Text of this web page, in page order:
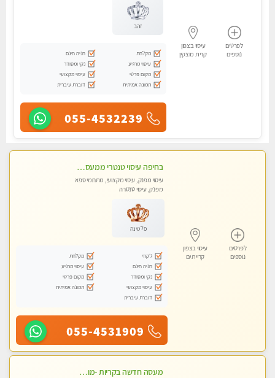
לפרטים
נוספים
עיסוי בצפון
קרית מוצקין
זהב
מקלחת
חניה חינם
עיסוי מרגיע
נקי ומסודר
מקום פרטי
עיסוי מקצועי
תמונה אמיתית
דוברת עיברית
055-4532239
לפרטים
נוספים
עיסוי בצפון
קריית ים
בחיפה עיסוי טנטרי ממעסה מקצועית. חוויה מעולם אחר שכל אחד צריך לנסות. מעסה צעירה, אנרגיה נשית, ☺️❤️
עיסוי מפנק, עיסוי מקצועי, מתחמי ספא
מפנק, עיסוי טנטרה
פלטינה
ג'קוזי
מקלחת
חניה חינם
עיסוי מרגיע
נקי ומסודר
מקום פרטי
עיסוי מקצועי
תמונה אמיתית
דוברת עיברית
055-4531909
מעסה חדשה בקריות -מומלץ לחלוטין!!!! כל סוגי העיסויים מעסה מקצועית ואיכותית פרטי!!!